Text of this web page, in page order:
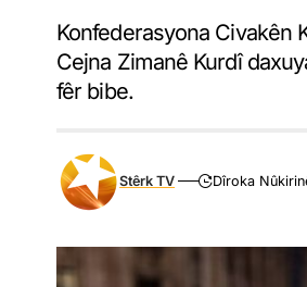
Konfederasyona Civakên
Cejna Zimanê Kurdî
fêr bibe.
Stêrk TV Dîroka